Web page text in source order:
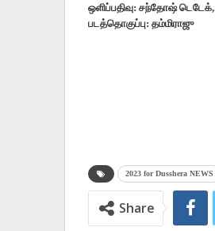
ஒளிப்பதிவு: சந்தோஷ் டெடேக்,
படத்தொகுப்பு: தம்மிராஜு
2023 for Dusshera NEWS
Share